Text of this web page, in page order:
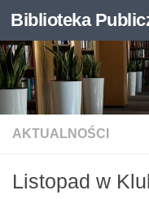
Otwórz pasek narzędzi
Skip to content
Biblioteka
AKTUALNOŚCI
Listopad w